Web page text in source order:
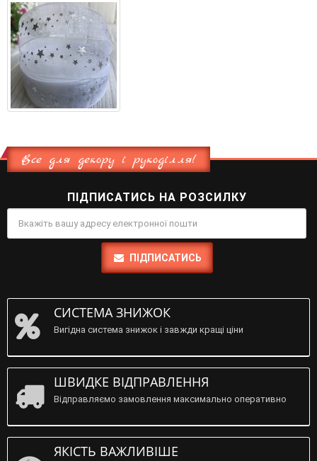
Все для декору і рукоділля!
ПІДПИСАТИСЬ НА РОЗСИЛКУ
ПІДПИСАТИСЬ
СИСТЕМА ЗНИЖОК
Вигідна система знижок і завжди кращі ціни
ШВИДКЕ ВІДПРАВЛЕННЯ
Відправляємо замовлення максимально оперативно
ЯКІСТЬ ВАЖЛИВІШЕ